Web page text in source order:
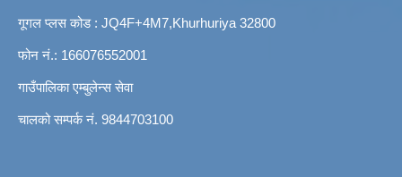
गूगल प्लस कोड : JQ4F+4M7,Khurhuriya 32800
फोन नं.: 166076552001
गाउँपालिका एम्बुलेन्स सेवा
चालको सम्पर्क नं. 9844703100